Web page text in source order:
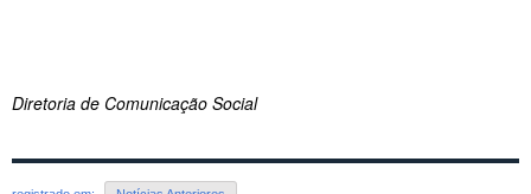
Diretoria de Comunicação Social